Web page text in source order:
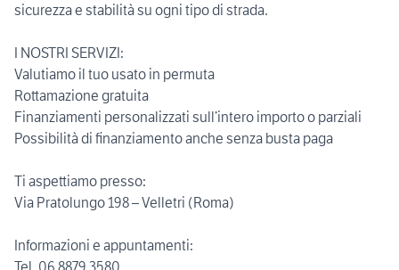
sicurezza e stabilità su ogni tipo di strada.
I NOSTRI SERVIZI:
Valutiamo il tuo usato in permuta
Rottamazione gratuita
Finanziamenti personalizzati sull’intero importo o parziali
Possibilità di finanziamento anche senza busta paga
Ti aspettiamo presso:
Via Pratolungo 198 – Velletri (Roma)
Informazioni e appuntamenti: